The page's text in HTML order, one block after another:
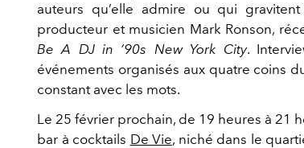
auteurs qu’elle admire ou qui
producteur et musicien Mark Ronson,
Be A DJ in ’90s New York City.
événements organisés aux quatre coins
constant avec les mots.
Le 25 février prochain, de 19 heures à 21
bar à cocktails De Vie, niché dans le